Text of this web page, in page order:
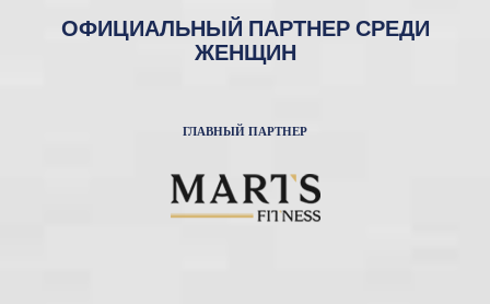
ОФИЦИАЛЬНЫЙ ПАРТНЕР СРЕДИ
ЖЕНЩИН
ГЛАВНЫЙ ПАРТНЕР